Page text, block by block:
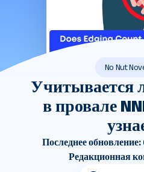
No Nut
Учитывается
в провале
Последнее обновление:
Редакционная